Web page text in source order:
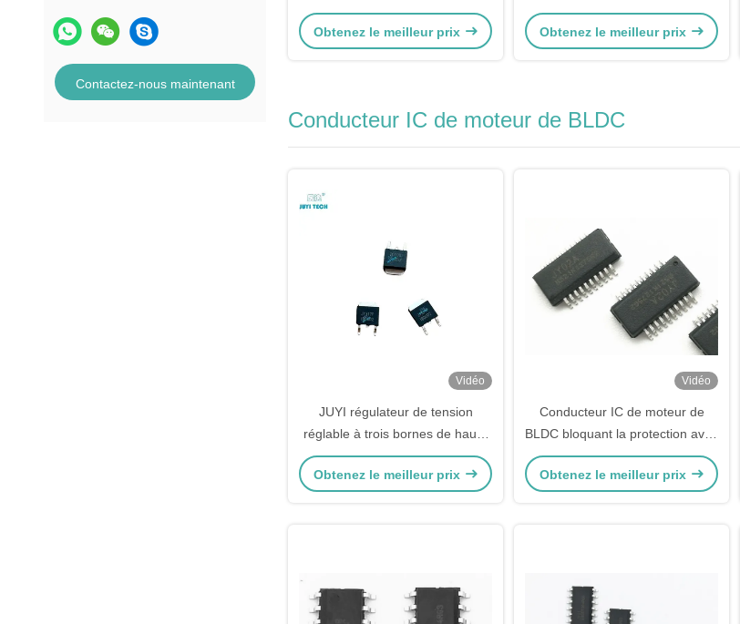
Contactez-nous maintenant
Speed Controller Duty de
conducteur de moteur de 3
Obtenez le meilleur prix
courant impulsion de sortie de
signal Contrôleur de moteur
Obtenez le meilleur prix
Conducteur IC de moteur de BLDC
Vidéo
JUYI régulateur de tension
réglable à trois bornes de haute
précision pour appareils
électroménagers
Obtenez le meilleur prix
Vidéo
Conducteur IC de moteur de
BLDC bloquant la protection avec
commencer la fonction de
règlement de couple
Obtenez le meilleur prix